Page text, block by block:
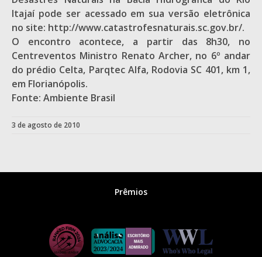
Itajaí pode ser acessado em sua versão eletrônica
no site: http://www.catastrofesnaturais.sc.gov.br/.
O encontro acontece, a partir das 8h30, no
Centreventos Ministro Renato Archer, no 6º andar
do prédio Celta, Parqtec Alfa, Rodovia SC 401, km 1,
em Florianópolis.
Fonte: Ambiente Brasil
3 de agosto de 2010
Prêmios